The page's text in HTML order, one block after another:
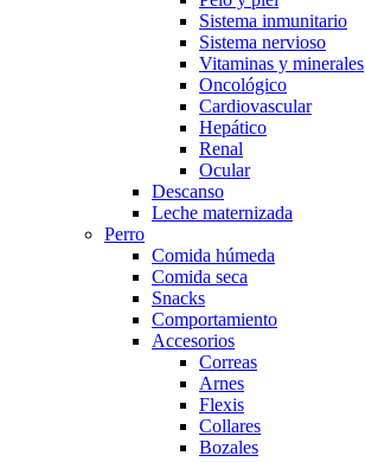
Sistema inmunitario
Sistema nervioso
Vitaminas y minerales
Oncológico
Cardiovascular
Hepático
Renal
Ocular
Descanso
Leche maternizada
Perro
Comida húmeda
Comida seca
Snacks
Comportamiento
Accesorios
Correas
Arnes
Flexis
Collares
Bozales